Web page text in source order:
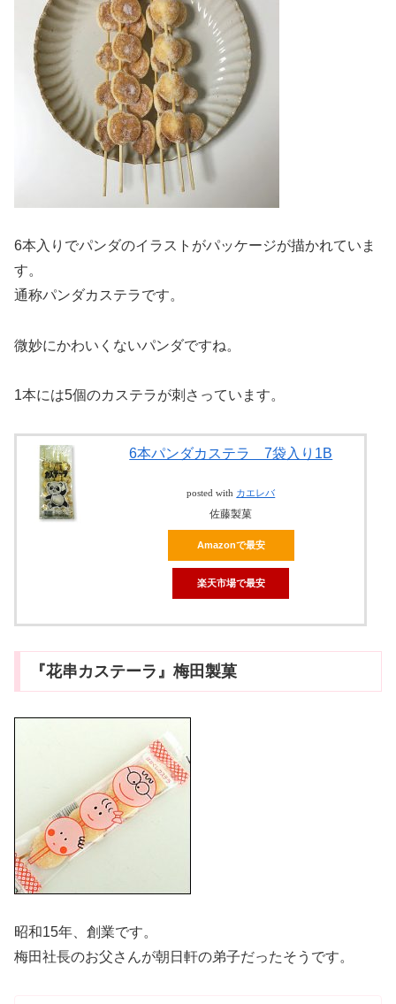
6本入りでパンダのイラストがパッケージが描かれていま
す。
通称パンダカステラです。
微妙にかわいくないパンダですね。
1本には5個のカステラが刺さっています。
6本パンダカステラ 7袋入り1B
posted with カエレバ
佐藤製菓
Amazonで最安
楽天市場で最安
『花串カステーラ』梅田製菓
昭和15年、創業です。
梅田社長のお父さんが朝日軒の弟子だったそうです。